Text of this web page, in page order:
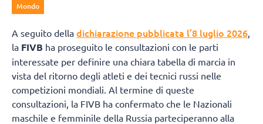
Mondo
A seguito della dichiarazione pubblicata l’8 luglio 2026
la FIVB ha proseguito le consultazioni con le parti
interessate per definire una chiara tabella di marcia in
vista del ritorno degli atleti e dei tecnici russi nelle
competizioni mondiali. Al termine di queste
consultazioni, la FIVB ha confermato che le Nazionali
maschile e femminile della Russia parteciperanno alla